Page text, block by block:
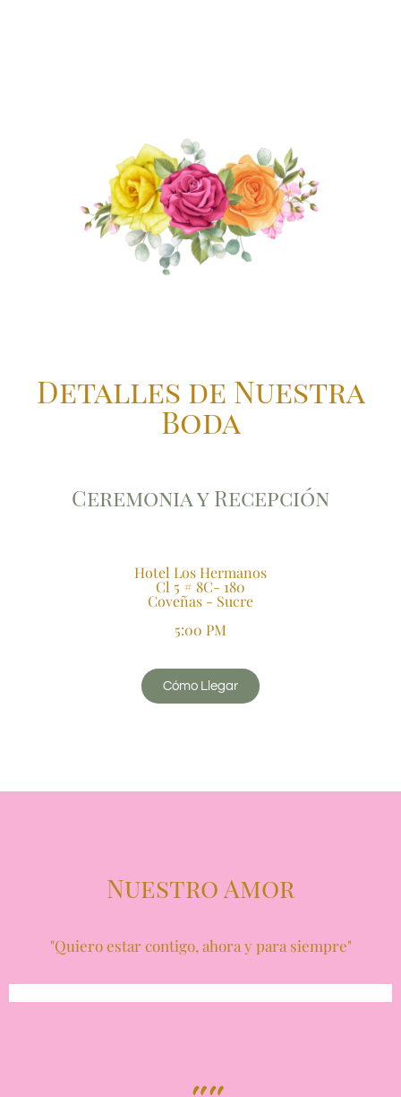
Detalles de Nuestra
Boda
Ceremonia y Recepción
Hotel Los Hermanos
Cl 5 # 8C- 180
Coveñas - Sucre
5:00 PM
Cómo Llegar
Nuestro Amor
"Quiero estar contigo, ahora y para siempre"